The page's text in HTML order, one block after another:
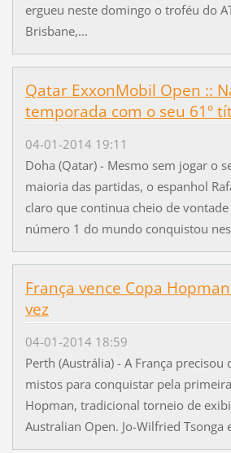
ergueu neste domingo o troféu do
Brisbane,...
Qatar ExxonMobil Open ::
temporada com o seu 61º
04-01-2014 19:11
Doha (Qatar) - Mesmo sem jogar o
maioria das partidas, o espanhol
claro que continua cheio de
número 1 do mundo conquistou
França vence Copa
vez
04-01-2014 18:59
Perth (Austrália) - A França precisou
mistos para conquistar pela
Hopman, tradicional torneio de
Australian Open. Jo-Wilfried Tsonga